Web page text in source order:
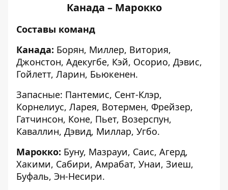
Канада – Марокко
Составы команд
Канада: Борян, Миллер, Витория,
Джонстон, Адекугбе, Кэй, Осорио, Дэвис,
Гойлетт, Ларин, Бьюкенен.
Запасные: Пантемис, Сент-Клэр,
Корнелиус, Ларея, Вотермен, Фрейзер,
Гатчинсон, Коне, Пьет, Возерспун,
Каваллин, Дэвид, Миллар, Угбо.
Марокко: Буну, Мазрауи, Саис, Агерд,
Хакими, Сабири, Амрабат, Унаи, Зиеш,
Буфаль, Эн-Несири.